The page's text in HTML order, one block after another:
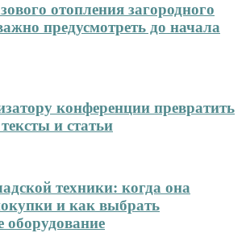
отопления загородного
предусмотреть до начала
конференции превратить
и статьи
техники: когда она
и как выбрать
оборудование